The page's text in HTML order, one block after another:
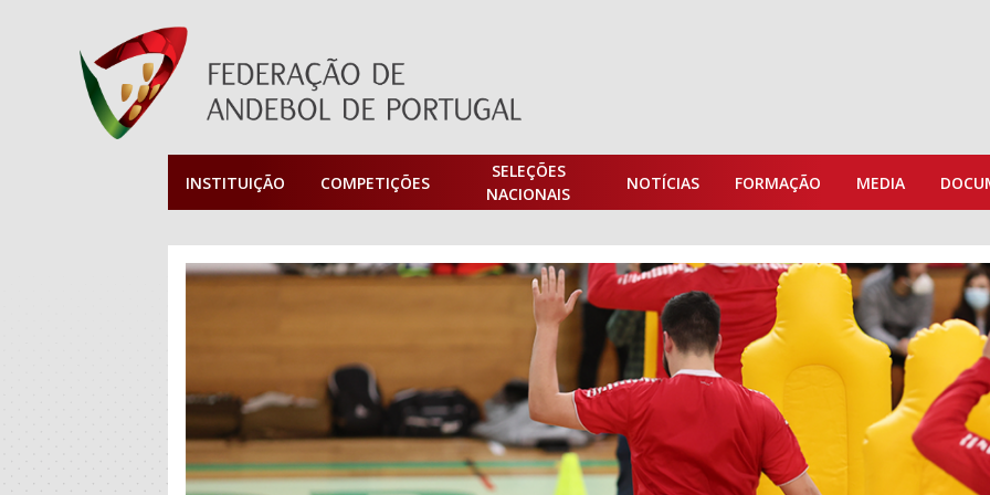
INSTITUIÇÃO COMPETIÇÕES
SELEÇÕES
NACIONAIS
NOTÍCIAS FORMAÇÃO MEDIA